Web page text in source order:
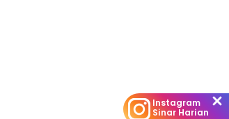
Instagram
Sinar Harian